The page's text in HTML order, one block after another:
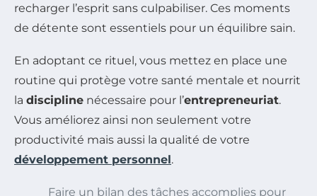
recharger l’esprit sans culpabiliser. Ces moments
de détente sont essentiels pour un équilibre sain.
En adoptant ce rituel, vous mettez en place une
routine qui protège votre santé mentale et nourrit
la discipline nécessaire pour l’entrepreneuriat.
Vous améliorez ainsi non seulement votre
productivité mais aussi la qualité de votre
développement personnel.
Faire un bilan des tâches accomplies pour